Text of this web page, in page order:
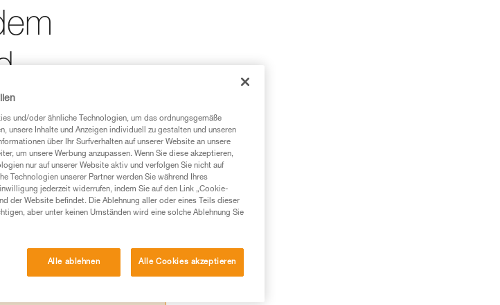
Tech Tipp geht,
verstehen zu
Informationen richtig
und ein spezielles
sind, den Vorgang
und/oder ähnliche Technologien, um das ordnungsgemäße
unsere Inhalte und Anzeigen individuell zu gestalten und unseren
über Ihr Surfverhalten auf unserer Website an unsere
um unsere Werbung anzupassen. Wenn Sie diese akzeptieren,
nur auf unserer Website aktiv und verfolgen Sie nicht auf
Technologien unserer Partner werden Sie während Ihres
jederzeit widerrufen, indem Sie auf den Link „Cookie-
der Website befindet. Die Ablehnung aller oder eines Teils dieser
aber unter keinen Umständen wird eine solche Ablehnung Sie
Alle ablehnen Alle Cookies akzeptieren